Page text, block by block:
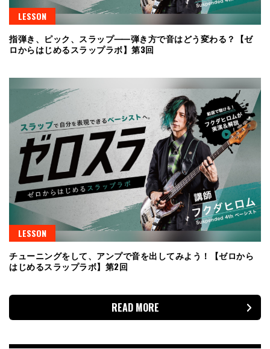
LESSON
指弾き、ピック、スラップ⸺弾き方で音はどう変わる？【ゼ
ロからはじめるスラップラボ】第3回
LESSON
チューニングをして、アンプで音を出してみよう！【ゼロから
はじめるスラップラボ】第2回
READ MORE